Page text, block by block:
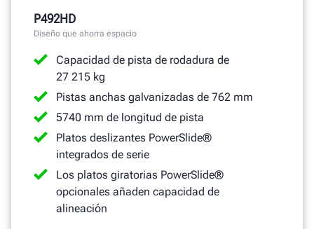
P492HD
Diseño que ahorra espacio
Capacidad de pista de rodadura de
27 215 kg
Pistas anchas galvanizadas de 762 mm
5740 mm de longitud de pista
Platos deslizantes PowerSlide®
integrados de serie
Los platos giratorias PowerSlide®
opcionales añaden capacidad de
alineación